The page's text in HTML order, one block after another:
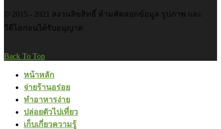
© 2015 - 2021 สงวนลิขสิทธิ์ ห้ามคัดลอกข้อมูล รูปภาพ และ
วีดีโอก่อนได้รับอนุญาต
Back To Top
หน้าหลัก
จ่ายร้านอร่อย
ทำอาหารง่าย
ปล่อยตัวไปเที่ยว
เก็บเกี่ยวความรู้